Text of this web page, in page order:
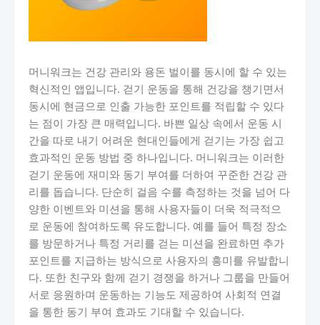
머니워크는 건강 관리와 용돈 벌이를 동시에 할 수 있는
혁신적인 앱입니다. 걷기 운동을 통해 건강을 챙기면서
동시에 현금으로 인출 가능한 포인트를 적립할 수 있다
는 점이 가장 큰 매력입니다. 바쁜 일상 속에서 운동 시
간을 따로 내기 어려운 현대인들에게 걷기는 가장 쉽고
효과적인 운동 방법 중 하나입니다. 머니워크는 이러한
걷기 운동에 재미와 동기 부여를 더하여 꾸준한 건강 관
리를 돕습니다. 단순히 걸음 수를 측정하는 것을 넘어 다
양한 이벤트와 미션을 통해 사용자들이 더욱 적극적으
로 운동에 참여하도록 유도합니다. 예를 들어 특정 장소
를 방문하거나 특정 거리를 걷는 미션을 완료하면 추가
포인트를 지급하는 방식으로 사용자의 흥미를 유발합니
다. 또한 친구와 함께 걷기 경쟁을 하거나 그룹을 만들어
서로 응원하며 운동하는 기능도 제공하여 사회적 연결
을 통한 동기 부여 효과도 기대할 수 있습니다.